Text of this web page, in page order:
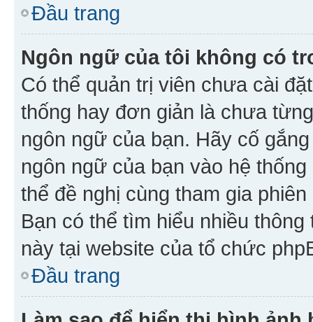
Đầu trang
Ngôn ngữ của tôi không có
Có thể quản trị viên chưa cài
thống hay đơn giản là chưa
ngôn ngữ của bạn. Hãy cố
ngôn ngữ của bạn vào hệ
thể đề nghị cùng tham gia
Bạn có thể tìm hiểu nhiều
này tại website của tổ chức
Đầu trang